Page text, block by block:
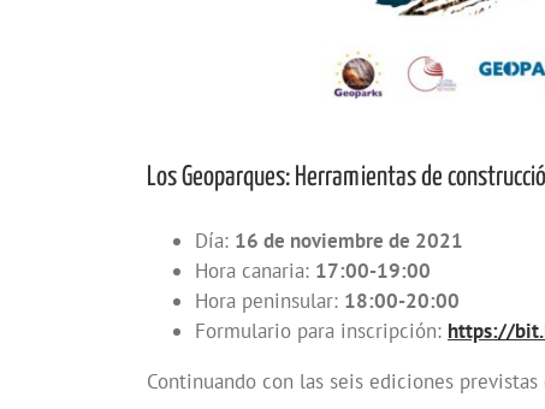
Los Geoparques: Herramientas de
Día: 16 de noviembre de 2021
Hora canaria: 17:00-19:00
Hora peninsular: 18:00-20:00
Formulario para inscripción: https://
Continuando con las seis ediciones previstas